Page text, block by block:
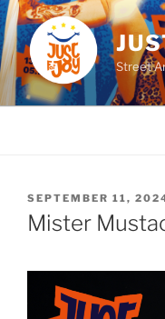
Skip
to
content
Street
POSTED
ON
SEPTEMBER 11,
Mister